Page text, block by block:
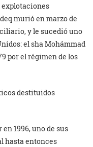
murió en marzo de
y le sucedió uno
el sha Mohámmad
por el régimen de los
destituidos
1996, uno de sus
hasta entonces